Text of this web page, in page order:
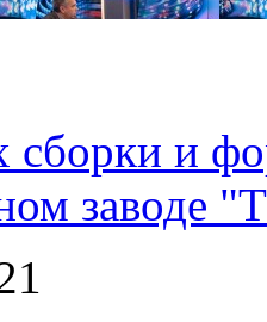
сборки и
заводе